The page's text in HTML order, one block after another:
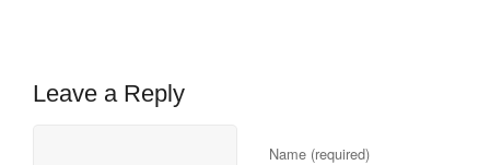
Leave a Reply
Name (required)